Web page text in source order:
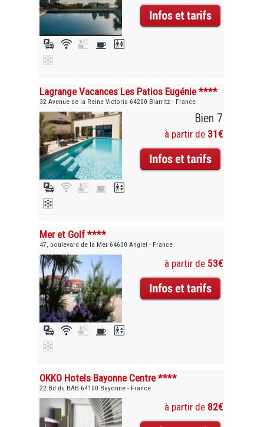
Lagrange Vacances Les Patios Eugénie ****
32 Avenue de la Reine Victoria 64200 Biarritz - France
Bien 7
à partir de 31€
Mer et Golf ****
47, boulevard de la Mer 64600 Anglet - France
à partir de 53€
OKKO Hotels Bayonne Centre ****
22 Bd du BAB 64100 Bayonne - France
à partir de 82€